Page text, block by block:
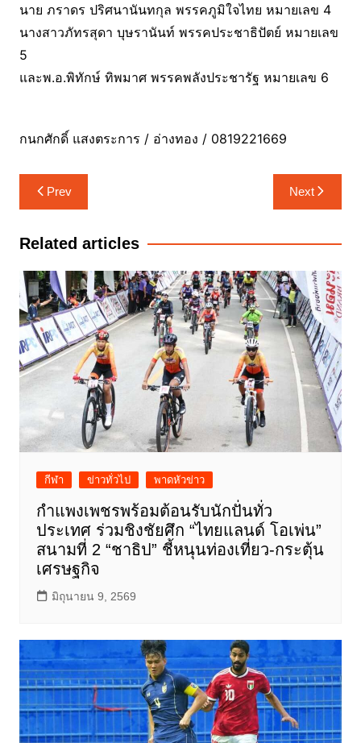
นาย ภราดร ปริศนานันทกุล พรรคภูมิใจไทย หมายเลข 4
นางสาวภัทรสุดา บุษรานันท์ พรรคประชาธิปัตย์ หมายเลข
5
และพ.อ.พิทักษ์ ทิพมาศ พรรคพลังประชารัฐ หมายเลข 6
กนกศักดิ์ แสงตระการ / อ่างทอง / 0819221669
แนะแนว
เรื่อง
Prev Next
Related articles
กีฬา ข่าวทั่วไป พาดหัวข่าว
กำแพงเพชรพร้อมต้อนรับนักปั่นทั่ว
ประเทศ ร่วมชิงชัยศึก “ไทยแลนด์ โอเพ่น”
สนามที่ 2 “ชาธิป” ชี้หนุนท่องเที่ยว-กระตุ้น
เศรษฐกิจ
มิถุนายน 9, 2569